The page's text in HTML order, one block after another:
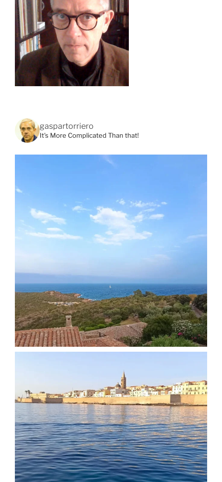
gaspartorriero
It's More Complicated Than that!